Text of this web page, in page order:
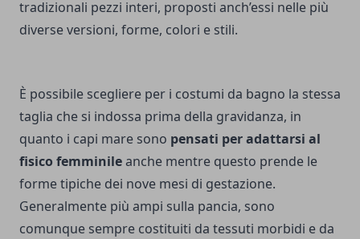
tradizionali pezzi interi, proposti anch’essi nelle più
diverse versioni, forme, colori e stili.
È possibile scegliere per i costumi da bagno la stessa
taglia che si indossa prima della gravidanza, in
quanto i capi mare sono pensati per adattarsi al
fisico femminileanche mentre questo prende le
forme tipiche dei nove mesi di gestazione.
Generalmente più ampi sulla pancia, sono
comunque sempre costituiti da tessuti morbidi e da